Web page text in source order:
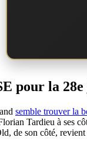
pour la
semble trouver la
Tardieu à ses
de son côté,